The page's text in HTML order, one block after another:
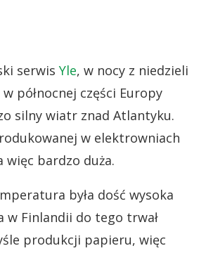
serwis Yle, w nocy z niedzieli
północnej części Europy
silny wiatr znad Atlantyku.
w elektrowniach
więc bardzo duża.
była dość wysoka
w Finlandii do tego trwał
produkcji papieru, więc